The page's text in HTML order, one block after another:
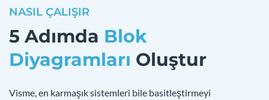
NASIL ÇALIŞIR
5 Adımda Blok
Diyagramları Oluştur
Visme, en karmaşık sistemleri bile basitleştirmeyi